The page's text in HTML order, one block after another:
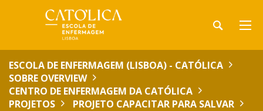
ESCOLA DE ENFERMAGEM (LISBOA) - CATÓLICA
SOBRE OVERVIEW
CENTRO DE ENFERMAGEM DA CATÓLICA
PROJETOS
PROJETO CAPACITAR PARA SALVAR